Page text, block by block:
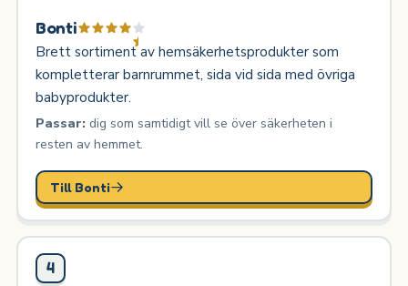
Bonti
Brett sortiment av hemsäkerhetsprodukter som
kompletterar barnrummet, sida vid sida med övriga
babyprodukter.
Passar:dig som samtidigt vill se över säkerheten i
resten av hemmet.
Till Bonti
4